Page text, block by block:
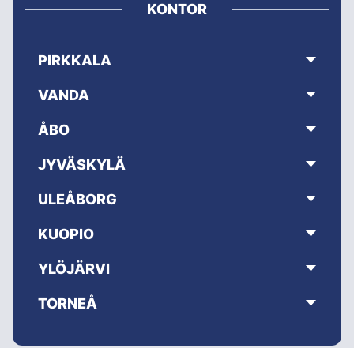
KONTOR
PIRKKALA
VANDA
ÅBO
JYVÄSKYLÄ
ULEÅBORG
KUOPIO
YLÖJÄRVI
TORNEÅ